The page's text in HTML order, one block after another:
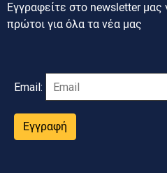
Εγγραφείτε στο newsletter
πρώτοι για όλα τα νέα μας
Email:
Εγγραφή